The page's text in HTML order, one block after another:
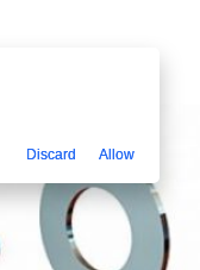
Discard Allow